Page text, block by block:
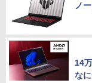
ノ
14
な